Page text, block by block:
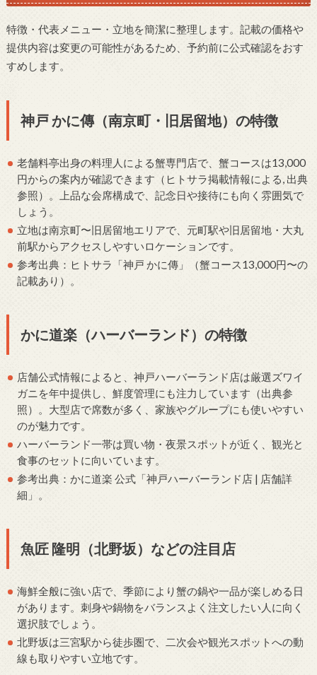
特徴・代表メニュー・立地を簡潔に整理します。記載の価格や
提供内容は変更の可能性があるため、予約前に公式確認をおす
すめします。
神戸 かに傳（南京町・旧居留地）の特徴
老舗料亭出身の料理人による蟹専門店で、蟹コースは13,000
円からの案内が確認できます（ヒトサラ掲載情報による, 出典
参照）。上品な会席構成で、記念日や接待にも向く雰囲気で
しょう。
立地は南京町〜旧居留地エリアで、元町駅や旧居留地・大丸
前駅からアクセスしやすいロケーションです。
参考出典：ヒトサラ「神戸 かに傳」（蟹コース13,000円〜の
記載あり）。
かに道楽（ハーバーランド）の特徴
店舗公式情報によると、神戸ハーバーランド店は厳選ズワイ
ガニを年中提供し、鮮度管理にも注力しています（出典参
照）。大型店で席数が多く、家族やグループにも使いやすい
のが魅力です。
ハーバーランド一帯は買い物・夜景スポットが近く、観光と
食事のセットに向いています。
参考出典：かに道楽 公式「神戸ハーバーランド店 | 店舗詳
細」。
魚匠 隆明（北野坂）などの注目店
海鮮全般に強い店で、季節により蟹の鍋や一品が楽しめる日
があります。刺身や鍋物をバランスよく注文したい人に向く
選択肢でしょう。
北野坂は三宮駅から徒歩圏で、二次会や観光スポットへの動
線も取りやすい立地です。